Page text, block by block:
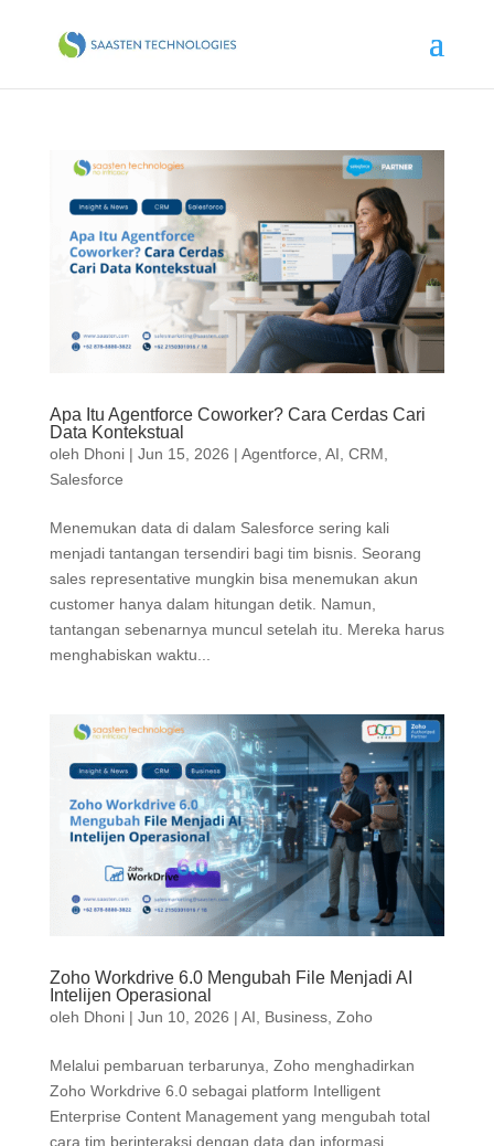
Apa Itu Agentforce Coworker? Cara Cerdas Cari
Data Kontekstual
oleh Dhoni| Jun 15, 2026 | Agentforce AI CRM
Salesforce
Menemukan data di dalam Salesforce sering kali
menjadi tantangan tersendiri bagi tim bisnis. Seorang
sales representative mungkin bisa menemukan akun
customer hanya dalam hitungan detik. Namun,
tantangan sebenarnya muncul setelah itu. Mereka harus
menghabiskan waktu...
Zoho Workdrive 6.0 Mengubah File Menjadi AI
Intelijen Operasional
oleh Dhoni| Jun 10, 2026 | AI Business, Zoho
Melalui pembaruan terbarunya, Zoho menghadirkan
Zoho Workdrive 6.0 sebagai platform Intelligent
Enterprise Content Management yang mengubah total
cara tim berinteraksi dengan data dan informasi